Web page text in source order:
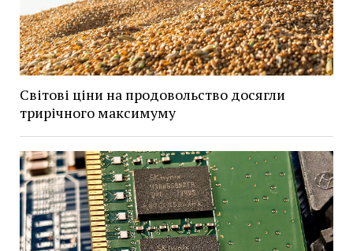
Світові ціни на продовольство досягли
трирічного максимуму